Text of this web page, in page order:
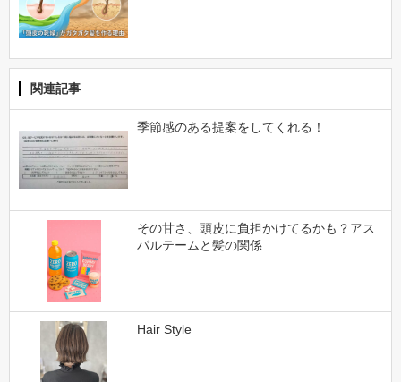
関連記事
季節感のある提案をしてくれる！
その甘さ、頭皮に負担かけてるかも？アス
パルテームと髪の関係
Hair Style